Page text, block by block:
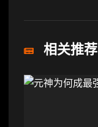
相关推荐